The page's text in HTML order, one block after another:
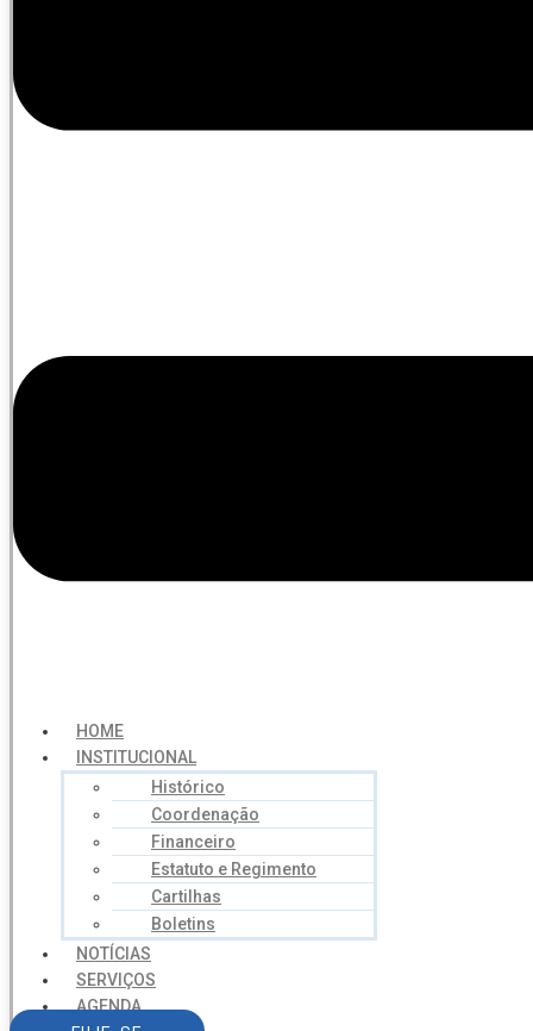
HOME
INSTITUCIONAL
Histórico
Coordenação
Financeiro
Estatuto e Regimento
Cartilhas
Boletins
NOTÍCIAS
SERVIÇOS
AGENDA